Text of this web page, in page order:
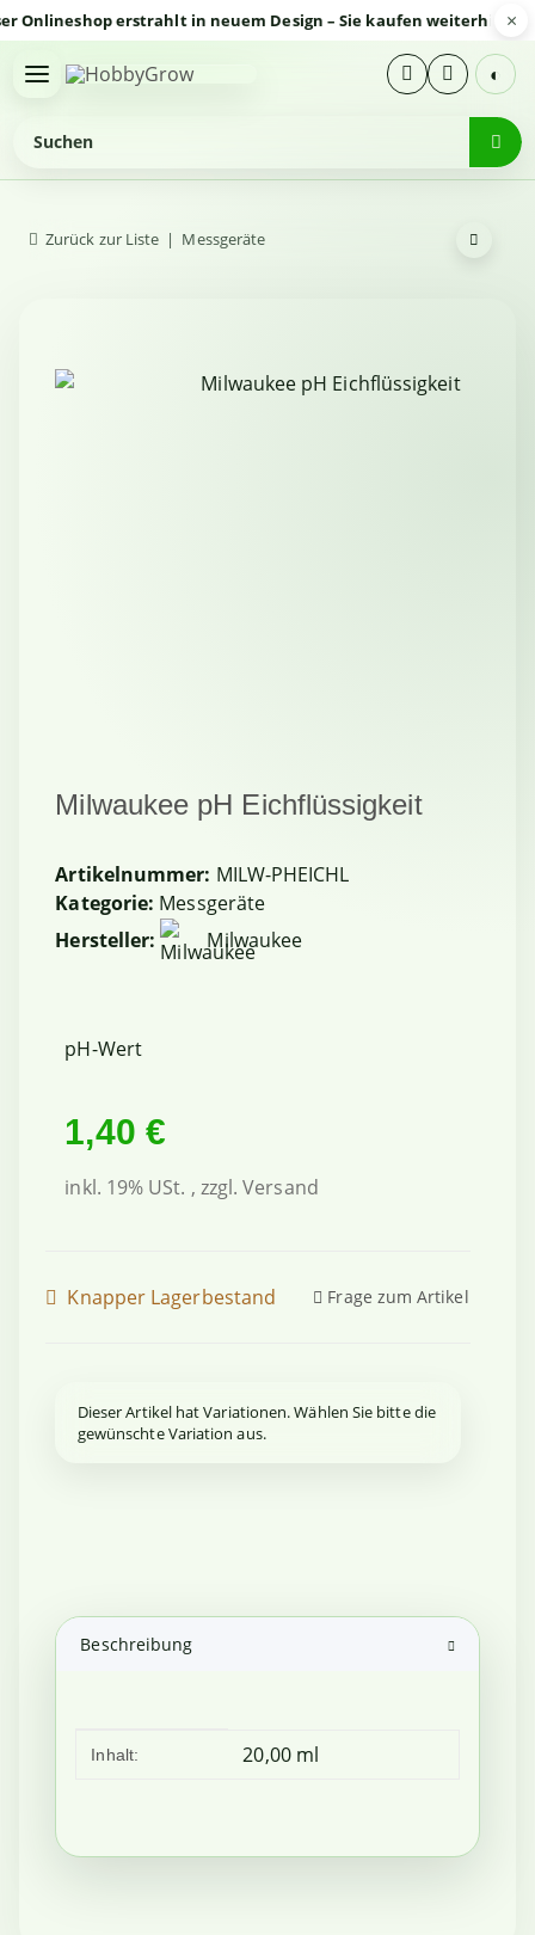
erstrahlt in neuem Design – Sie kaufen weiterhin ×
◐
Zurück zur Liste Messgeräte
Milwaukee pH Eichflüssigkeit
Artikelnummer: MILW-PHEICHL
Kategorie: Messgeräte
Hersteller:
Milwaukee
pH-Wert
1,40 €
inkl. 19% USt. , zzgl.Versand
Knapper Lagerbestand Frage zum Artikel
x
Dieser Artikel hat Variationen. Wählen Sie bitte die
gewünschte Variation aus.
Beschreibung
Produkteigenschaft
Wert
Inhalt: 20,00 ml